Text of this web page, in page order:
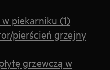
piekarniku (1)
pierścień grzejny
grzewczą w